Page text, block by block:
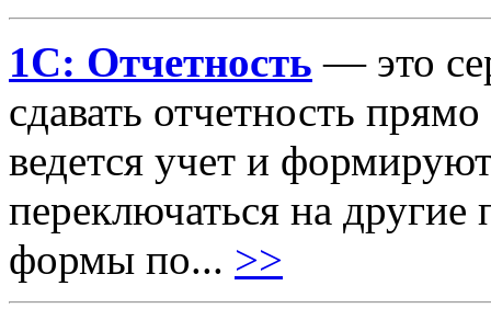
1С: Отчетность — это
сдавать отчетность
ведется учет и
переключаться на
формы по... >>